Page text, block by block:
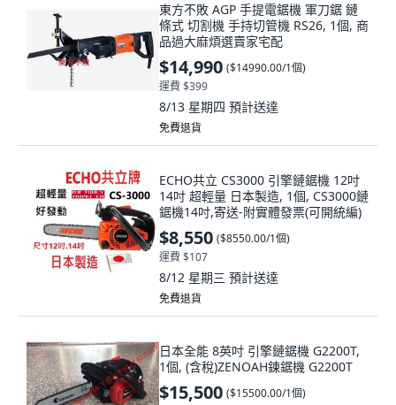
東方不敗 AGP 手提電鋸機 軍刀鋸 鏈
條式 切割機 手持切管機 RS26, 1個, 商
品過大麻煩選賣家宅配
$14,990 ($14990.00/1個)
運費 $399
8/13 星期四 預計送達
免費退貨
ECHO共立 CS3000 引擎鏈鋸機 12吋
14吋 超輕量 日本製造, 1個, CS3000鏈
鋸機14吋,寄送-附實體發票(可開統編)
$8,550 ($8550.00/1個)
運費 $107
8/12 星期三 預計送達
免費退貨
日本全能 8英吋 引擎鏈鋸機 G2200T,
1個, (含稅)ZENOAH鍊鋸機 G2200T
$15,500 ($15500.00/1個)